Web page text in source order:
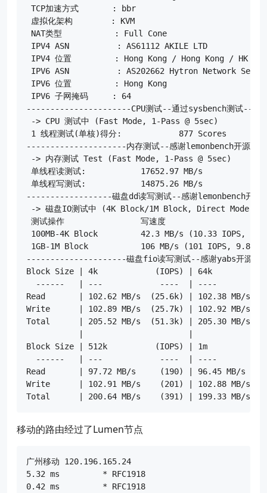
TCP加速方式       : bbr
虚拟化架构        : KVM
NAT类型           : Full Cone
IPV4 ASN          : AS61112 AKILE LTD
IPV4 位置         : Hong Kong / Hong Kong / HK
IPV6 ASN          : AS202662 Hytron Network
IPV6 位置         : Hong Kong
IPV6 子网掩码     : 64
----------------------CPU测试--通过sysbench测
-> CPU 测试中 (Fast Mode, 1-Pass @ 5sec)
1 线程测试(单核)得分: 		877 Scores
---------------------内存测试--感谢lemonbench开
-> 内存测试 Test (Fast Mode, 1-Pass @ 5sec)
单线程读测试:		17652.97 MB/s
单线程写测试:		14875.26 MB/s
------------------磁盘dd读写测试--感谢lemonbench
-> 磁盘IO测试中 (4K Block/1M Block, Direct Mode)
测试操作		写速度					读速度
100MB-4K Block		42.3 MB/s (10.33 IOPS, 2.48s)		31.9 MB/s (7780 IOPS, 3.29s)
1GB-1M Block		106 MB/s (101 IOPS, 9.89s)		106 MB/s (100 IOPS, 9.91s)
---------------------磁盘fio读写测试--感谢yabs开
Block Size | 4k            (IOPS) | 64k
------   | ---            ----  | ----
Read       | 102.62 MB/s  (25.6k) | 102.38 MB/s
Write      | 102.89 MB/s  (25.7k) | 102.92 MB/s
Total      | 205.52 MB/s  (51.3k) | 205.30 MB/s
Block Size | 512k          (IOPS) | 1m
------   | ---            ----  | ----
Read       | 97.72 MB/s     (190) | 96.45 MB/s
Write      | 102.91 MB/s    (201) | 102.88 MB/s
移动的路由经过了Lumen节点
广州移动 120.196.165.24
5.32 ms 	* RFC1918
0.42 ms 	* RFC1918